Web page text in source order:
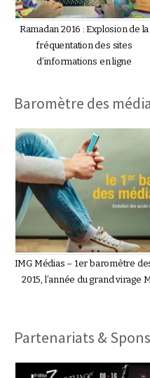
Ramadan 2016 : Explosion de la
fréquentation des sites
d’informations en ligne
Baromètre des
IMG Médias – 1er baromètre
2015, l’année du grand virage
Partenariats &